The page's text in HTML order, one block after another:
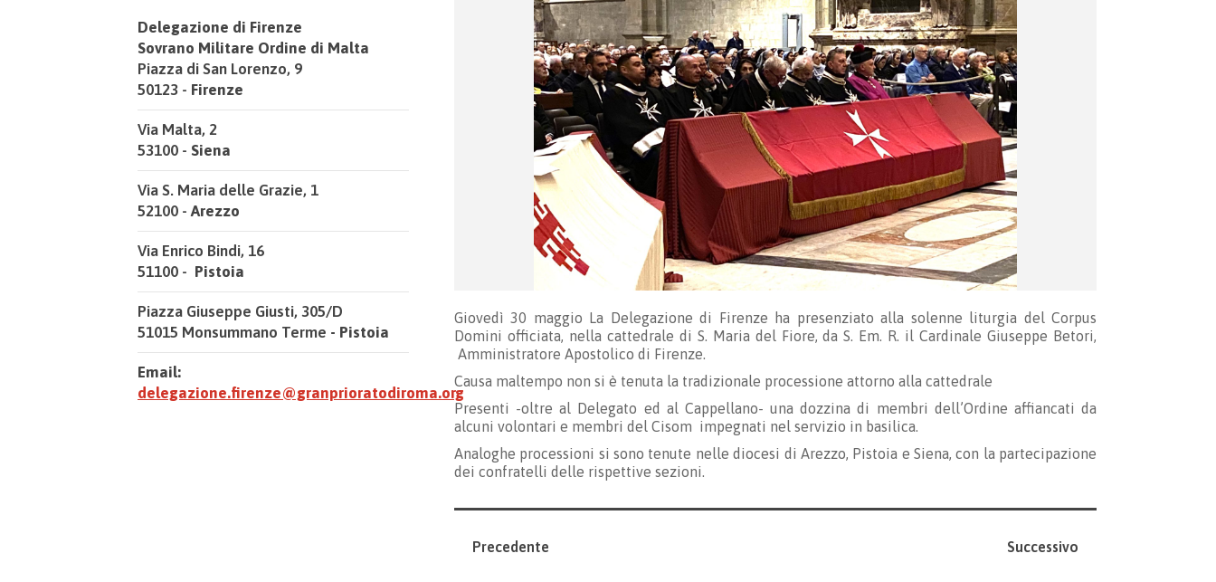
Delegazione di Firenze
Sovrano Militare Ordine di Malta
Piazza di San Lorenzo, 9
50123 - Firenze
Via Malta, 2
53100 - Siena
Via S. Maria delle Grazie, 1
52100 -Arezzo
Via Enrico Bindi, 16
51100 - Pistoia
Piazza Giuseppe Giusti, 305/D
51015 Monsummano Terme - Pistoia
Email:
delegazione.firenze@granprioratodiroma.org
Giovedì 30 maggio La Delegazione di Firenze ha presenziato alla solenne liturgia del Corpus
Domini officiata, nella cattedrale di S. Maria del Fiore, da S. Em. R. il Cardinale Giuseppe Betori,
Amministratore Apostolico di Firenze.
Causa maltempo non si è tenuta la tradizionale processione attorno alla cattedrale
Presenti -oltre al Delegato ed al Cappellano- una dozzina di membri dell’Ordine affiancati da
alcuni volontari e membri del Cisom impegnati nel servizio in basilica.
Analoghe processioni si sono tenute nelle diocesi di Arezzo, Pistoia e Siena, con la partecipazione
dei confratelli delle rispettive sezioni.
Precedente Successivo